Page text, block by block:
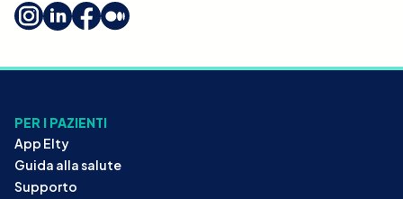
PER I PAZIENTI
App Elty
Guida alla salute
Supporto